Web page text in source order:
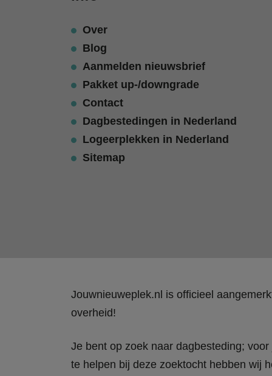
Over
Blog
Aanmelden nieuwsbrief
Pakket up-/downgrade
Contact
Dagbestedingen in Nederland
Logeerplekken in Nederland
Sitemap
Jouwnieuweplek.nl is officieel
overheid!
Je bent op zoek naar dagbesteding;
te helpen bij deze zoektocht hebben wij